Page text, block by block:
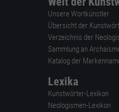
Unsere Wortkünstler
Übersicht der
Verzeichnis der
Sammlung an
Katalog der
Lexika
Kunstwörter-Lexikon
Neologismen-Lexikon